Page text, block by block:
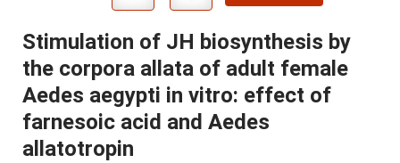
Stimulation of JH biosynthesis by
the corpora allata of adult female
Aedes aegypti in vitro: effect of
farnesoic acid and Aedes
allatotropin